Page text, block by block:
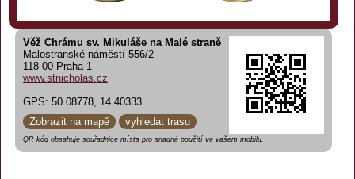
Věž Chrámu sv. Mikuláše na Malé straně
Malostranské náměstí 556/2
118 00 Praha 1
www.stnicholas.cz
GPS: 50.08778, 14.40333
Zobrazit na mapě
vyhledat trasu
QR kód obsahuje souřadnice místa pro snadné použití ve vašem mobilu.